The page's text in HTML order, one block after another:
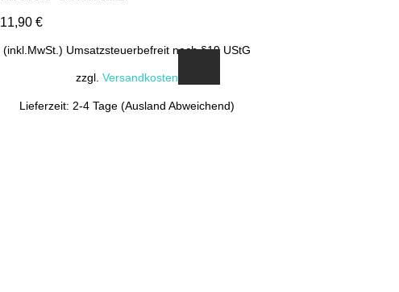
11,90 €
(inkl.MwSt.) Umsatzsteuerbefreit nach §19 UStG
zzgl.Versandkosten
Lieferzeit: 2-4 Tage (Ausland Abweichend)